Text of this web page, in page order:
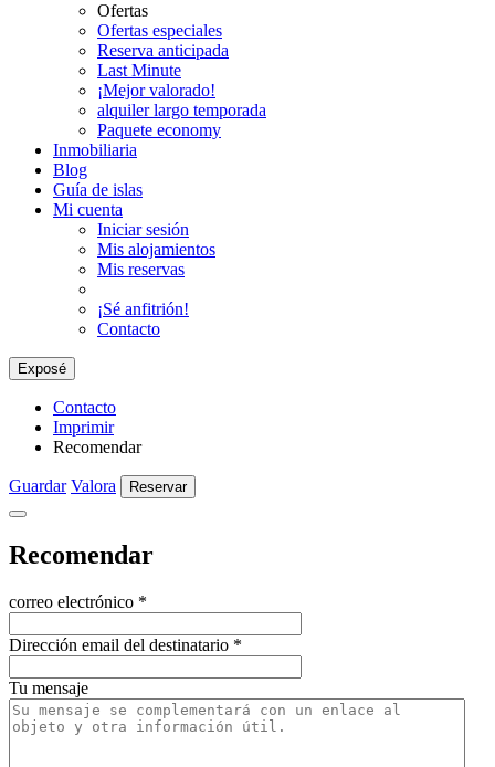
Ofertas
Ofertas especiales
Reserva anticipada
Last Minute
¡Mejor valorado!
alquiler largo temporada
Paquete economy
Inmobiliaria
Blog
Guía de islas
Mi cuenta
Iniciar sesión
Mis alojamientos
Mis reservas
¡Sé anfitrión!
Contacto
Exposé
Contacto
Imprimir
Recomendar
Guardar Valora Reservar
Recomendar
correo electrónico *
Dirección email del destinatario *
Tu mensaje